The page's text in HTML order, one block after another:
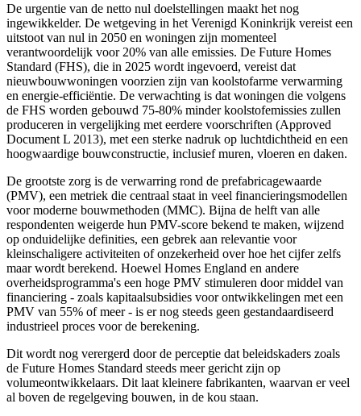
De urgentie van de netto nul doelstellingen maakt het nog
ingewikkelder. De wetgeving in het Verenigd Koninkrijk vereist een
uitstoot van nul in 2050 en woningen zijn momenteel
verantwoordelijk voor 20% van alle emissies. De Future Homes
Standard (FHS), die in 2025 wordt ingevoerd, vereist dat
nieuwbouwwoningen voorzien zijn van koolstofarme verwarming
en energie-efficiëntie. De verwachting is dat woningen die volgens
de FHS worden gebouwd 75-80% minder koolstofemissies zullen
produceren in vergelijking met eerdere voorschriften (Approved
Document L 2013), met een sterke nadruk op luchtdichtheid en een
hoogwaardige bouwconstructie, inclusief muren, vloeren en daken.
De grootste zorg is de verwarring rond de prefabricagewaarde
(PMV), een metriek die centraal staat in veel financieringsmodellen
voor moderne bouwmethoden (MMC). Bijna de helft van alle
respondenten weigerde hun PMV-score bekend te maken, wijzend
op onduidelijke definities, een gebrek aan relevantie voor
kleinschaligere activiteiten of onzekerheid over hoe het cijfer zelfs
maar wordt berekend. Hoewel Homes England en andere
overheidsprogramma's een hoge PMV stimuleren door middel van
financiering - zoals kapitaalsubsidies voor ontwikkelingen met een
PMV van 55% of meer - is er nog steeds geen gestandaardiseerd
industrieel proces voor de berekening.
Dit wordt nog verergerd door de perceptie dat beleidskaders zoals
de Future Homes Standard steeds meer gericht zijn op
volumeontwikkelaars. Dit laat kleinere fabrikanten, waarvan er veel
al boven de regelgeving bouwen, in de kou staan.